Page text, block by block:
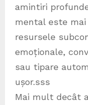
amintiri
mental este
resursele
emoționale,
sau tipare
ușor.sss
Mai mult decât